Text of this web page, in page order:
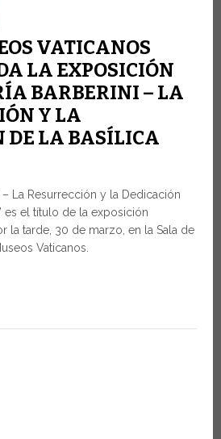
VATICANOS
LA EXPOSICIÓN
BARBERINI – LA
Y LA
DE LA BASÍLICA
– La Resurrección y la Dedicación
es el título de la exposición
la tarde, 30 de marzo, en la Sala de
Vaticanos.